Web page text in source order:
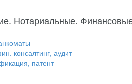
Нотариальные.
консалтинг, аудит
патент